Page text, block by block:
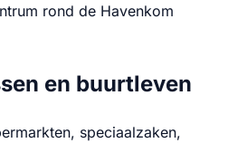
rond de Havenkom
en buurtleven
speciaalzaken,